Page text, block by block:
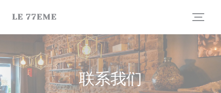
LE 77EME
联系我们